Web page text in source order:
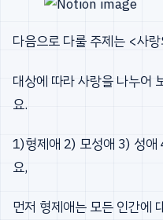
다음으로 다룰 주제는 <사
대상에 따라 사랑을 나누어
요.
1)형제애 2) 모성애 3) 성애
요,
먼저 형제애는 모든 인간에